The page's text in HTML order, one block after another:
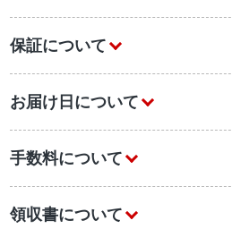
保証について
お届け日について
手数料について
領収書について